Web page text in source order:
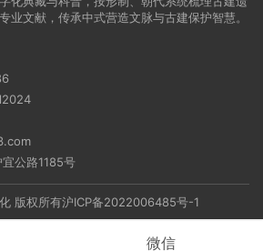
业文献，传承中式营造文脉与古建保护智慧。
公路1185号
版权所有沪ICP备2022006485号-1
微信